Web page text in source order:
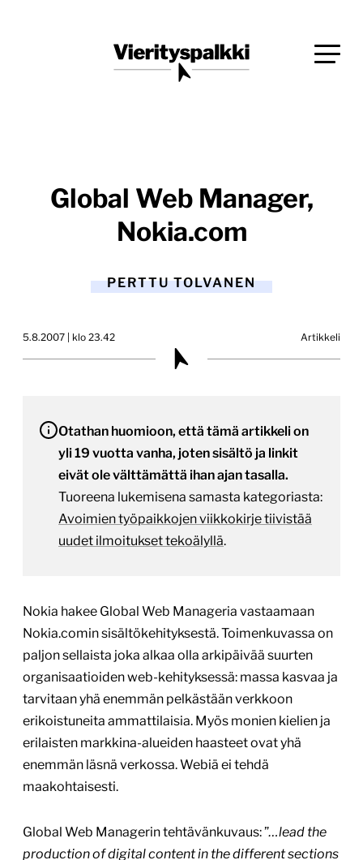
Vierityspalkki.fi
Global Web Manager,
Nokia.com
PERTTU TOLVANEN
5.8.2007 | klo 23.42 Artikkeli
Otathan huomioon, että tämä artikkeli on
yli 19 vuotta vanha, joten sisältö ja linkit
eivät ole välttämättä ihan ajan tasalla.
Tuoreena lukemisena samasta kategoriasta:
Avoimien työpaikkojen viikkokirje tiivistää
uudet ilmoitukset tekoälyllä.
Nokia hakee Global Web Manageria vastaamaan
Nokia.comin sisältökehityksestä. Toimenkuvassa on
paljon sellaista joka alkaa olla arkipäivää suurten
organisaatioiden web-kehityksessä: massa kasvaa ja
tarvitaan yhä enemmän pelkästään verkkoon
erikoistuneita ammattilaisia. Myös monien kielien ja
erilaisten markkina-alueiden haasteet ovat yhä
enemmän läsnä verkossa. Webiä ei tehdä
maakohtaisesti.
Global Web Managerin tehtävänkuvaus: ”…lead the
production of digital content in the different sections